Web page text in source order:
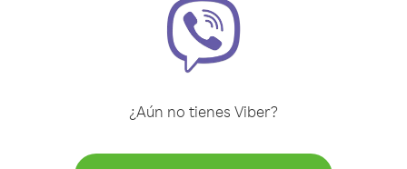
¿Aún no tienes Viber?